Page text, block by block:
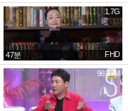
1.7G
47분 FHD
969.7M